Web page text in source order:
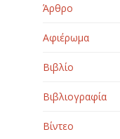
Άρθρο
Αφιέρωμα
Βιβλίο
Βιβλιογραφία
Βίντεο